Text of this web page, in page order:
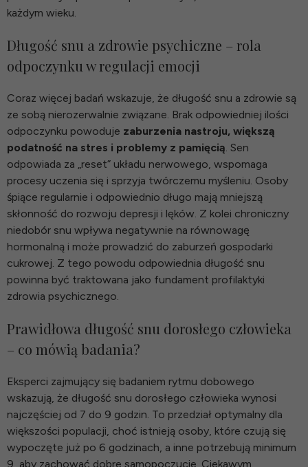
każdym wieku.
Długość snu a zdrowie psychiczne – rola
odpoczynku w regulacji emocji
Coraz więcej badań wskazuje, że długość snu a zdrowie są
ze sobą nierozerwalnie związane. Brak odpowiedniej ilości
odpoczynku powoduje zaburzenia nastroju, większą
podatność na stres i problemy z pamięcią . Sen
odpowiada za „reset” układu nerwowego, wspomaga
procesy uczenia się i sprzyja twórczemu myśleniu. Osoby
śpiące regularnie i odpowiednio długo mają mniejszą
skłonność do rozwoju depresji i lęków. Z kolei chroniczny
niedobór snu wpływa negatywnie na równowagę
hormonalną i może prowadzić do zaburzeń gospodarki
cukrowej. Z tego powodu odpowiednia długość snu
powinna być traktowana jako fundament profilaktyki
zdrowia psychicznego.
Prawidłowa długość snu dorosłego człowieka
– co mówią badania?
Eksperci zajmujący się badaniem rytmu dobowego
wskazują, że długość snu dorosłego człowieka wynosi
najczęściej od 7 do 9 godzin. To przedział optymalny dla
większości populacji, choć istnieją osoby, które czują się
wypoczęte już po 6 godzinach, a inne potrzebują minimum
9, aby zachować dobre samopoczucie. Ciekawym